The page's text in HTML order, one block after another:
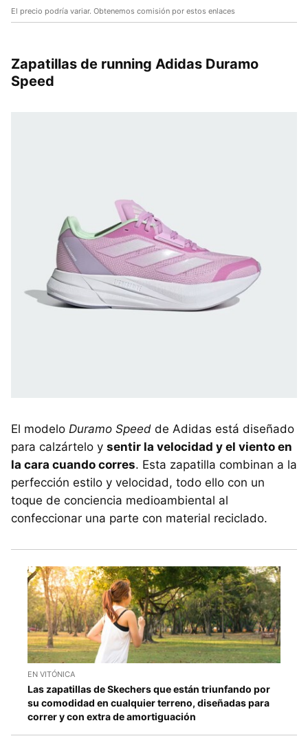
El precio podría variar. Obtenemos comisión por estos enlaces
Zapatillas de running Adidas Duramo
Speed
El modelo Duramo Speed de Adidas está diseñado
para calzártelo y sentir la velocidad y el viento en
la cara cuando corres. Esta zapatilla combinan a la
perfección estilo y velocidad, todo ello con un
toque de conciencia medioambiental al
confeccionar una parte con material reciclado.
EN VITÓNICA
Las zapatillas de Skechers que están triunfando por
su comodidad en cualquier terreno, diseñadas para
correr y con extra de amortiguación